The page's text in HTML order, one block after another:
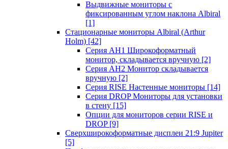
Выдвижные мониторы с
фиксированным углом наклона Albiral
[1]
Стационарные мониторы Albiral (Arthur
Holm) [42]
Серия AH1 Широкоформатный
монитор, складывается вручную [2]
Серия AH2 Монитор складывается
вручную [2]
Серия RISE Настенные мониторы [14]
Серия DROP Мониторы для установки
в стену [15]
Опции для мониторов серии RISE и
DROP [9]
Сверхширокоформатные дисплеи 21:9 Jupiter
[5]